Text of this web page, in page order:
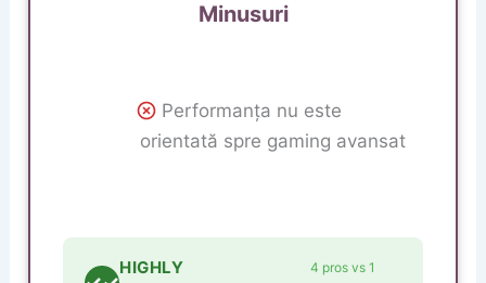
Minusuri
Performanța nu este
orientată spre gaming avansat
HIGHLY
4 pros vs 1